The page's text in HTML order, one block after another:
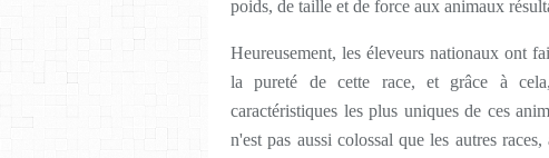
poids, de taille et de force aux animaux
Heureusement, les éleveurs nationaux ont
la pureté de cette race, et grâce à
caractéristiques les plus uniques de ces
n'est pas aussi colossal que les autres